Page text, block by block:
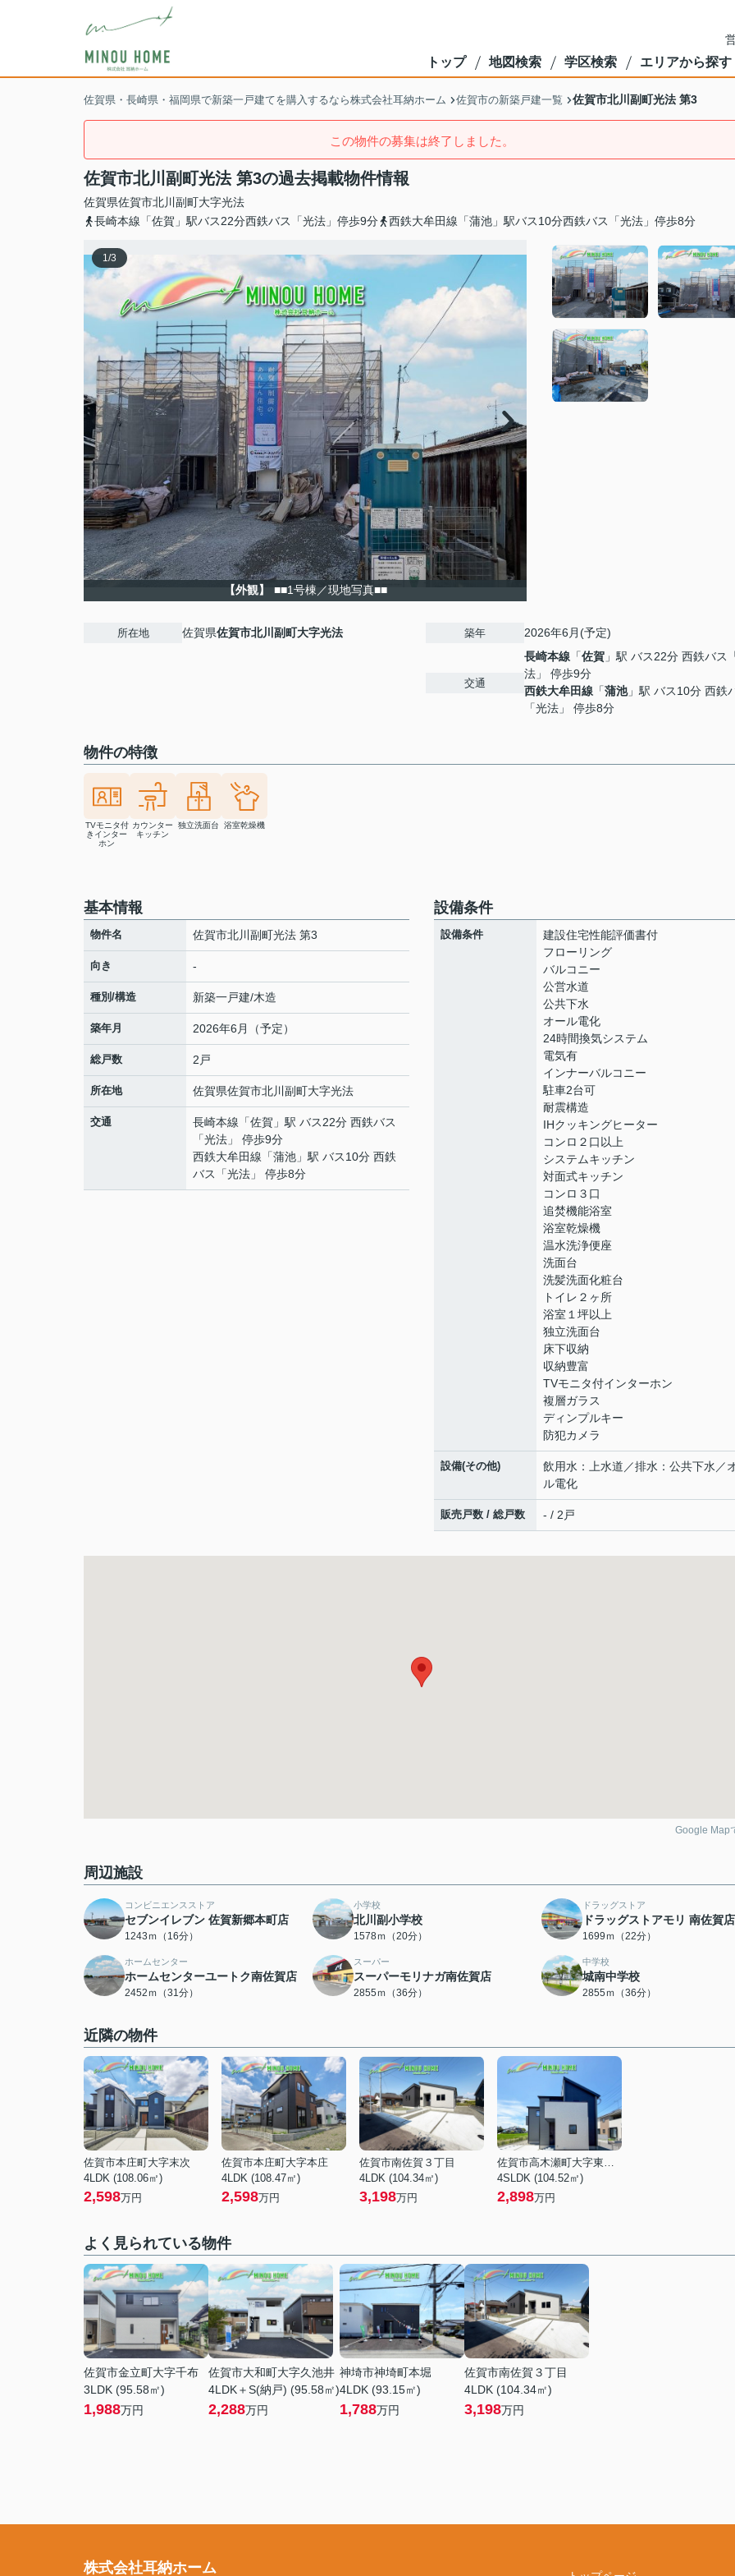
トップ 地図検索 学区検索 エリアから探す
佐賀県・長崎県・福岡県で新築一戸建てを購入するなら株式会社耳納ホーム 佐賀市の新築戸建一覧 佐賀市北川副町光法 第3
この物件の募集は終了しました。
佐賀市北川副町光法 第3の過去掲載物件情報
佐賀県佐賀市北川副町大字光法
長崎本線「佐賀」駅バス22分西鉄バス「光法」停歩9分
西鉄大牟田線「蒲池」駅バス10分西鉄バス「光法」停歩8分
1/3
【外観】 ■■1号棟／現地写真■■
所在地 佐賀県佐賀市北川副町大字光法 築年 2026年6月(予定)
交通
長崎本線 「佐賀 」駅 バス22分 西鉄バス
法」 停歩9分
西鉄大牟田線 「蒲池」駅 バス10分 西鉄
「光法」 停歩8分
物件の特徴
TVモニタ付
きインター
ホン
カウンター
キッチン
独立洗面台 浴室乾燥機
基本情報
物件名 佐賀市北川副町光法 第3
向き -
種別/構造 新築一戸建/木造
築年月 2026年6月（予定）
総戸数 2戸
所在地 佐賀県佐賀市北川副町大字光法
交通 長崎本線 「佐賀 」駅 バス22分 西鉄バス
「光法」 停歩9分
西鉄大牟田線 「蒲池 」駅 バス10分 西鉄
バス「光法」 停歩8分
設備条件
設備条件
建設住宅性能評価書付
フローリング
バルコニー
公営水道
公共下水
オール電化
24時間換気システム
電気有
インナーバルコニー
駐車2台可
耐震構造
IHクッキングヒーター
コンロ２口以上
システムキッチン
対面式キッチン
コンロ３口
追焚機能浴室
浴室乾燥機
温水洗浄便座
洗面台
洗髪洗面化粧台
トイレ２ヶ所
浴室１坪以上
独立洗面台
床下収納
収納豊富
TVモニタ付インターホン
複層ガラス
ディンプルキー
防犯カメラ
設備(その他)
飲用水：上水道／排水：公共下水／
ル電化
販売戸数 / 総戸数 - / 2戸
Google Map
周辺施設
コンビニエンスストア
セブンイレブン 佐賀新郷本町店
1243ｍ（16分）
小学校
北川副小学校
1578ｍ（20分）
ドラッグストア
ドラッグストアモリ 南佐賀店
1699ｍ（22分）
ホームセンター
ホームセンターユートク南佐賀店
2452ｍ（31分）
スーパー
スーパーモリナガ南佐賀店
2855ｍ（36分）
中学校
城南中学校
2855ｍ（36分）
近隣の物件
佐賀市本庄町大字末次
4LDK (108.06㎡)
2,598万円
佐賀市本庄町大字本庄
4LDK (108.47㎡)
2,598万円
佐賀市南佐賀３丁目
4LDK (104.34㎡)
3,198万円
佐賀市高木瀬町大字東高木
4SLDK (104.52㎡)
2,898万円
よく見られている物件
佐賀市金立町大字千布
3LDK (95.58㎡)
1,988万円
佐賀市大和町大字久池井
4LDK＋S(納戸) (95.58㎡)
2,288万円
神埼市神埼町本堀
4LDK (93.15㎡)
1,788万円
佐賀市南佐賀３丁目
4LDK (104.34㎡)
3,198万円
株式会社耳納ホーム